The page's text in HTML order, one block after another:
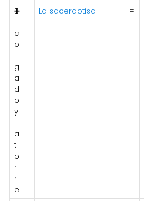
E
l
c
o
l
g
a
d
o
y
l
a
t
o
r
r
e
➕ La sacerdotisa =